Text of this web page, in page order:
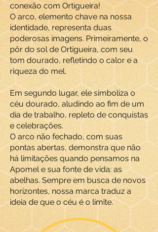
conexão com Ortigueira!
O arco, elemento chave na nossa
identidade, representa duas
poderosas imagens. Primeiramente, o
pôr do sol de Ortigueira, com seu
tom dourado, refletindo o calor e a
riqueza do mel.
Em segundo lugar, ele simboliza o
céu dourado, aludindo ao fim de um
dia de trabalho, repleto de conquistas
e celebrações.
O arco não fechado, com suas
pontas abertas, demonstra que não
há limitações quando pensamos na
Apomel e sua fonte de vida: as
abelhas. Sempre em busca de novos
horizontes, nossa marca traduz a
ideia de que o céu é o limite.